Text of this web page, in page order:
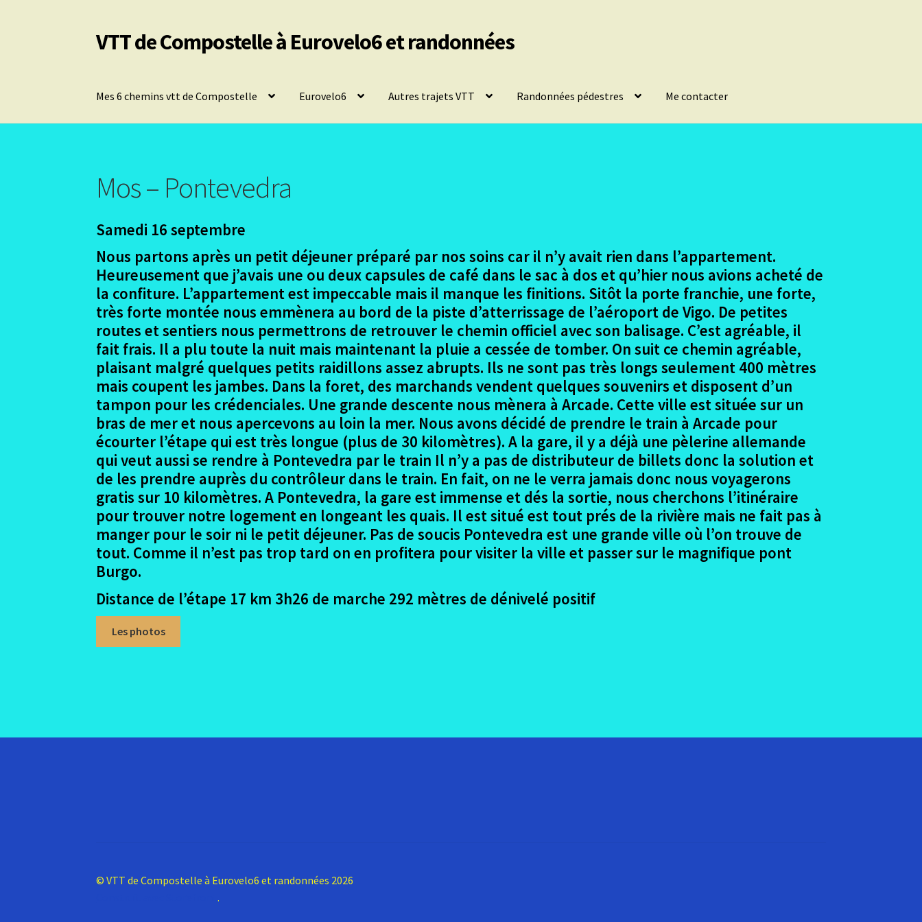
Aller
à
Aller
au
VTT de Compostelle à Eurovelo6 et randonnées
Mes 6 chemins vtt de Compostelle Eurovelo6 Autres trajets VTT Randonnées pédestres Me contacter
Mos – Pontevedra
Samedi 16 septembre
Nous partons après un petit déjeuner préparé par nos soins car il n’y avait rien dans l’appartement.
Heureusement que j’avais une ou deux capsules de café dans le sac à dos et qu’hier nous avions acheté de
la confiture. L’appartement est impeccable mais il manque les finitions. Sitôt la porte franchie, une forte,
très forte montée nous emmènera au bord de la piste d’atterrissage de l’aéroport de Vigo. De petites
routes et sentiers nous permettrons de retrouver le chemin officiel avec son balisage. C’est agréable, il
fait frais. Il a plu toute la nuit mais maintenant la pluie a cessée de tomber. On suit ce chemin agréable,
plaisant malgré quelques petits raidillons assez abrupts. Ils ne sont pas très longs seulement 400 mètres
mais coupent les jambes. Dans la foret, des marchands vendent quelques souvenirs et disposent d’un
tampon pour les crédenciales. Une grande descente nous mènera à Arcade. Cette ville est située sur un
bras de mer et nous apercevons au loin la mer. Nous avons décidé de prendre le train à Arcade pour
écourter l’étape qui est très longue (plus de 30 kilomètres). A la gare, il y a déjà une pèlerine allemande
qui veut aussi se rendre à Pontevedra par le train Il n’y a pas de distributeur de billets donc la solution et
de les prendre auprès du contrôleur dans le train. En fait, on ne le verra jamais donc nous voyagerons
gratis sur 10 kilomètres. A Pontevedra, la gare est immense et dés la sortie, nous cherchons l’itinéraire
pour trouver notre logement en longeant les quais. Il est situé est tout prés de la rivière mais ne fait pas à
manger pour le soir ni le petit déjeuner. Pas de soucis Pontevedra est une grande ville où l’on trouve de
tout. Comme il n’est pas trop tard on en profitera pour visiter la ville et passer sur le magnifique pont
Burgo.
Distance de l’étape 17 km 3h26 de marche 292 mètres de dénivelé positif
Les photos
© VTT de Compostelle à Eurovelo6 et randonnées 2026
Construit avec Storefront.